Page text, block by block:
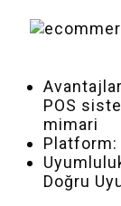
POS
mimari
Platform:
Doğru